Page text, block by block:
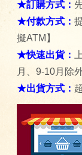
★訂購方式：
★付款方式：
擬ATM】
★快速出貨：
月、9-10月除
★出貨方式：